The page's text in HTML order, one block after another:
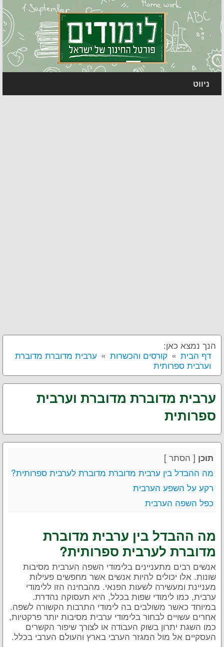
ניווט
הנך נמצא כאן:
דף הבית
קורסים והכשרות
ערבית מדוברת מדוברת
וערבית ספרותית
ערבית מדוברת מדוברת וערבית
ספרותית
תוכן [ הסתר ]
מה ההבדל בין ערבית מדוברת מדוברת לערבית ספרותית?
רקע על השפע הערבית
כפל השפה הערבית
מה ההבדל בין ערבית מדוברת
מדוברת לערבית ספרותית?
אנשים רבים מתעניינים בלימודי השפה הערבית מסיבות
שונות. אלו יכולים להיות אנשים אשר מחפשים פעילות
מעניינת ומעשירה לשעות הפנאי. מהבחינה הזו ללימודי
ערבית, כמו לימודי שפות בכלל, היא תעסוקה נהדרת.
במיוחד כאשר משולבים בה לימודי התרבות הקשורה לשפה.
אחרים עשויים לבחור בלימודי ערבית מסיבות יותר פרקטיות,
כמו השגת יתרון בשוק העבודה או לצורך שיפור הקשרים
העסקיים אל מול המגזר הערבי בארץ והעולם הערבי בכלל.